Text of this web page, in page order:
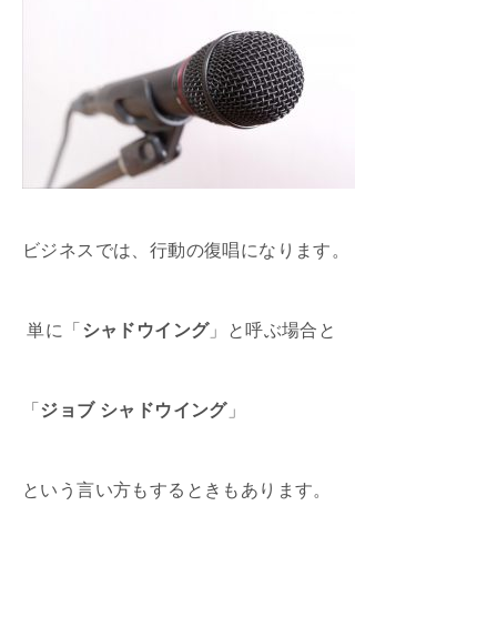
ビジネスでは、行動の復唱になります。
単に「 シャドウイング」と呼ぶ場合と
「 ジョブ シャドウイング」
という言い方もするときもあります。